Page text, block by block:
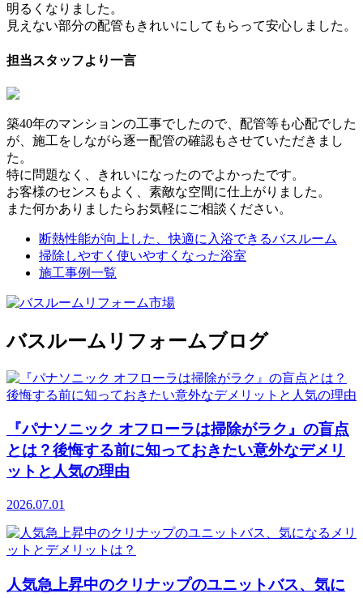
明るくなりました。
見えない部分の配管もきれいにしてもらって安心しました。
担当スタッフより一言
築40年のマンションの工事でしたので、配管等も心配でした
が、施工をしながら逐一配管の確認もさせていただきまし
た。
特に問題なく、きれいになったのでよかったです。
お客様のセンスもよく、素敵な空間に仕上がりました。
また何かありましたらお気軽にご相談ください。
断熱性能が向上した、快適に入浴できるバスルーム
掃除しやすく使いやすくなった浴室
施工事例一覧
バスルームリフォームブログ
『パナソニック オフローラは掃除がラク』の盲点
とは？後悔する前に知っておきたい意外なデメリ
ットと人気の理由
2026.07.01
人気急上昇中のクリナップのユニットバス、気に